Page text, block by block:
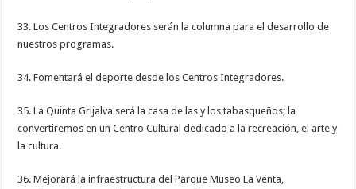
33. Los Centros Integradores serán la columna para el desarrollo de
nuestros programas.
34. Fomentará el deporte desde los Centros Integradores.
35. La Quinta Grijalva será la casa de las y los tabasqueños; la
convertiremos en un Centro Cultural dedicado a la recreación, el arte y
la cultura.
36. Mejorará la infraestructura del Parque Museo La Venta,